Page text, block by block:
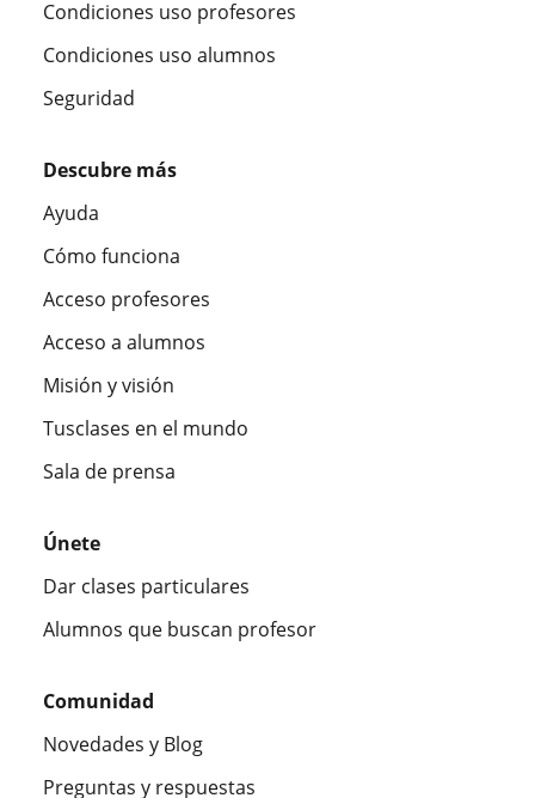
Condiciones uso profesores
Condiciones uso alumnos
Seguridad
Descubre más
Ayuda
Cómo funciona
Acceso profesores
Acceso a alumnos
Misión y visión
Tusclases en el mundo
Sala de prensa
Únete
Dar clases particulares
Alumnos que buscan profesor
Comunidad
Novedades y Blog
Preguntas y respuestas